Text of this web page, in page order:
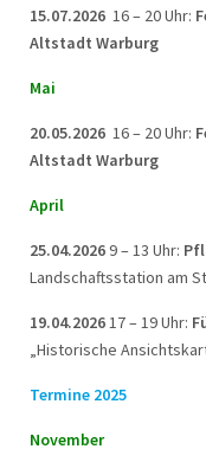
15.07.2026 16 – 20 Uhr:
Altstadt Warburg
Mai
20.05.2026 16 – 20 Uhr:
Altstadt Warburg
April
25.04.20269 – 13 Uhr:
Landschaftsstation am
19.04.202617 – 19 Uhr:
„Historische
Termine 2025
November